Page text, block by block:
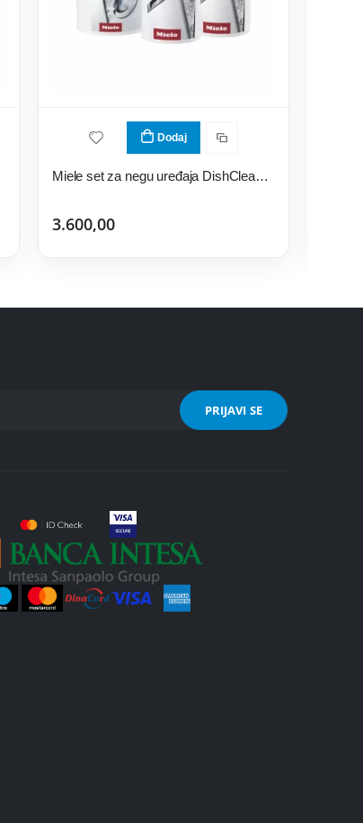
Dodaj
Miele set za negu uređaja DishClean & IntenseClean
3.600,00